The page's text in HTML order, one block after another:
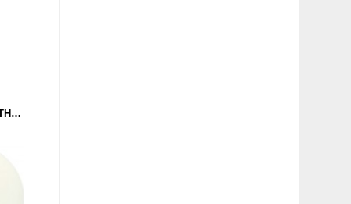
CALAGAD 13 - BIO-SYNTHETIC COMPENDIUM (COSMIC TRIBE / FRESH KINGDOM) 12" WHITE